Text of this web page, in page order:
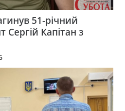
51-річний
Капітан з